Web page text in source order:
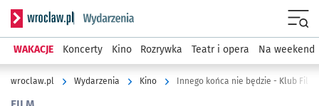
Serwis informacyjny wroclaw.pl podserwis: Wydarzenia
WAKACJE Koncerty Kino Rozrywka Teatr i opera Na weekend
wroclaw.pl Wydarzenia Kino Innego końca nie będzie - Klub